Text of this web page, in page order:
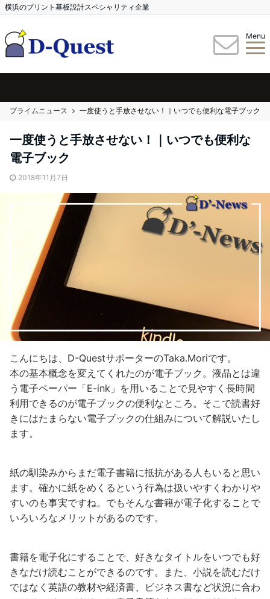
横浜のプリント基板設計スペシャリティ企業
Menu
プライムニュース 一度使うと手放させない！｜いつでも便利な電子ブック
一度使うと手放させない！｜いつでも便利な
電子ブック
2018年11月7日
こんにちは、D-QuestサポーターのTaka.Moriです。
本の基本概念を変えてくれたのが電子ブック。液晶とは違
う電子ペーパー「E-ink」を用いることで見やすく長時間
利用できるのが電子ブックの便利なところ。そこで読書好
きにはたまらない電子ブックの仕組みについて解説いたし
ます。
紙の馴染みからまだ電子書籍に抵抗がある人もいると思い
ます。確かに紙をめくるという行為は扱いやすくわかりや
すいのも事実ですね。でもそんな書籍が電子化することで
いろいろなメリットがあるのです。
書籍を電子化にすることで、好きなタイトルをいつでも好
きなだけ読むことができるのです。また、小説を読むだけ
ではなく英語の教材や経済書、ビジネス書など状況に合わ